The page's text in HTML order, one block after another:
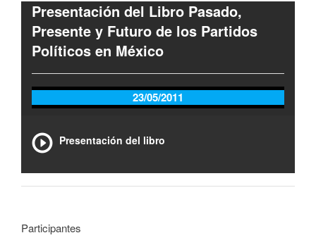
Presentación del Libro Pasado,
Presente y Futuro de los Partidos
Políticos en México
23/05/2011
Presentación del libro
Participantes